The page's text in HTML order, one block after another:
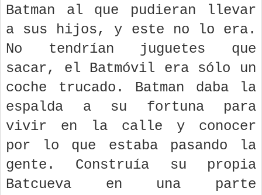
Batman al que pudieran llevar
a sus hijos, y este no lo era.
No tendrían juguetes que
sacar, el Batmóvil era sólo un
coche trucado. Batman daba la
espalda a su fortuna para
vivir en la calle y conocer
por lo que estaba pasando la
gente. Construía su propia
Batcueva en una parte